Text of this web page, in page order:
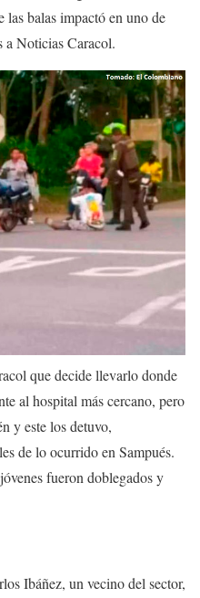
las balas impactó en uno de
a Noticias Caracol.
que decide llevarlo donde
al hospital más cercano, pero
y este los detuvo,
de lo ocurrido en Sampués.
fueron doblegados y
Ibáñez, un vecino del sector,